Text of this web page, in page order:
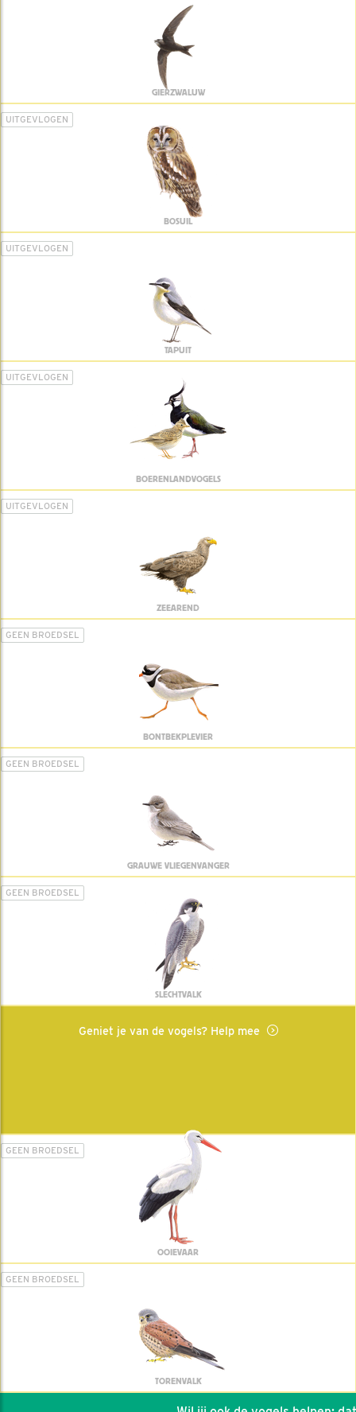
GIERZWALUW
UITGEVLOGEN
BOSUIL
UITGEVLOGEN
TAPUIT
UITGEVLOGEN
BOERENLANDVOGELS
UITGEVLOGEN
ZEEAREND
GEEN BROEDSEL
BONTBEKPLEVIER
GEEN BROEDSEL
GRAUWE VLIEGENVANGER
GEEN BROEDSEL
SLECHTVALK
Geniet je van de vogels? Help mee
GEEN BROEDSEL
OOIEVAAR
GEEN BROEDSEL
TORENVALK